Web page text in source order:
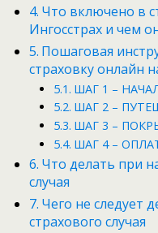
Что включено в
Ингосстрах и чем
Пошаговая
страховку онлайн
ШАГ 1 –
ШАГ 2 –
ШАГ 3 –
ШАГ 4 –
Что делать при
случая
Чего не следует
страхового случая